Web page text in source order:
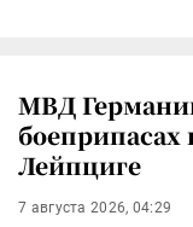
МВД
боеприпасах
Лейпциге
7 августа 2026, 04:29